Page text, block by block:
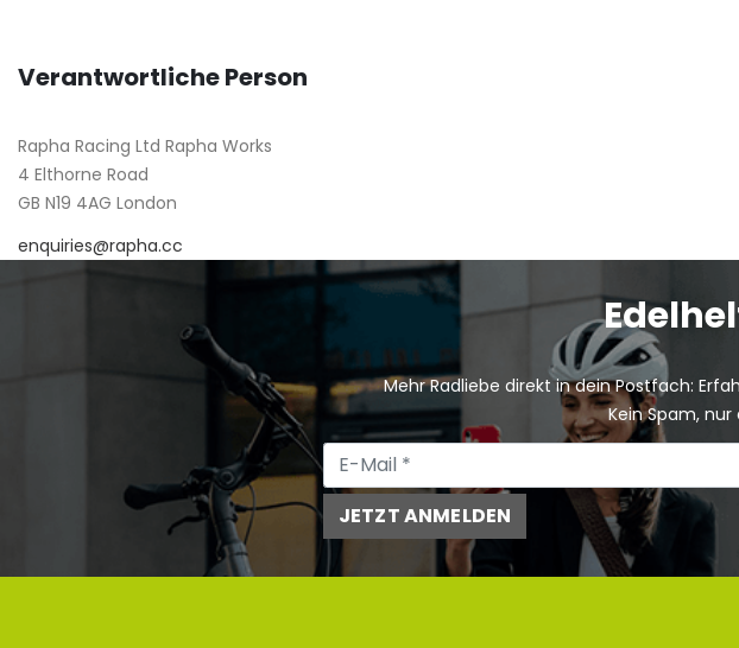
Verantwortliche Person
Rapha Racing Ltd Rapha Works
4 Elthorne Road
GB N19 4AG London
enquiries@rapha.cc
Mehr Radliebe direkt in dein Postfach:
Kein Spam,
JETZT ANMELDEN